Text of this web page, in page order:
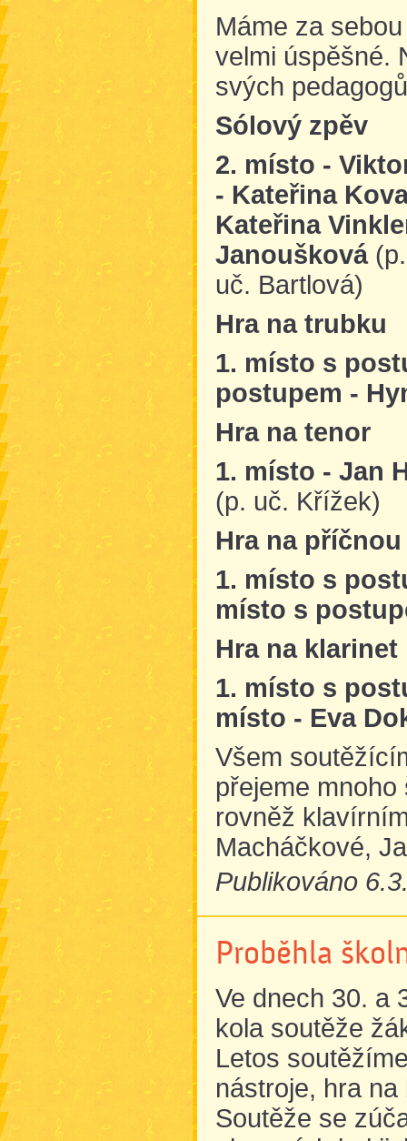
Máme za
velmi úspěšné.
svých
Sólový zpěv
2. místo -
- Kateřina
Kateřina
Janoušková(p.
uč. Bartlová)
Hra na trubku
1. místo s
postupem -
Hra na tenor
1. místo - Jan
(p. uč. Křížek)
Hra na
1. místo s
místo s
Hra na klarinet
1. místo s
místo - Eva
Všem
přejeme
rovněž
Macháčkové,
Publikováno
Proběhla
Ve dnech 30. a
kola soutěže
Letos
nástroje, hra
Soutěže se